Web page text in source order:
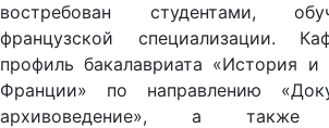
востребован студентами,
французской специализации.
профиль бакалавриата «История и
Франции» по направлению
архивоведение», а также